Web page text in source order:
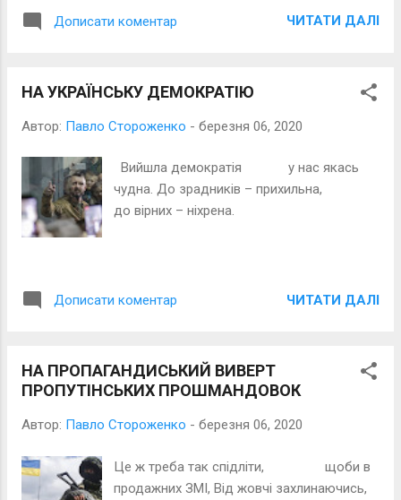
Дописати коментар ЧИТАТИ ДАЛІ
НА УКРАЇНСЬКУ ДЕМОКРАТІЮ
Автор: Павло Стороженко - березня 06, 2020
Вийшла демократія у нас якась
чудна. До зрадників – прихильна,
до вірних – ніхрена.
Дописати коментар ЧИТАТИ ДАЛІ
НА ПРОПАГАНДИСЬКИЙ ВИВЕРТ
ПРОПУТІНСЬКИХ ПРОШМАНДОВОК
Автор: Павло Стороженко - березня 06, 2020
Це ж треба так спідліти, щоби в
продажних ЗМІ, Від жовчі захлинаючись,